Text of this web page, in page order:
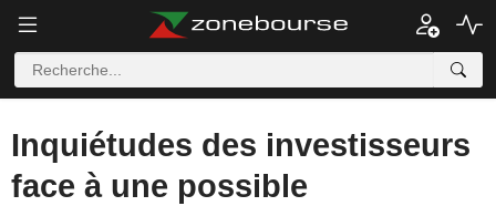
Inquiétudes des investisseurs
face à une possible